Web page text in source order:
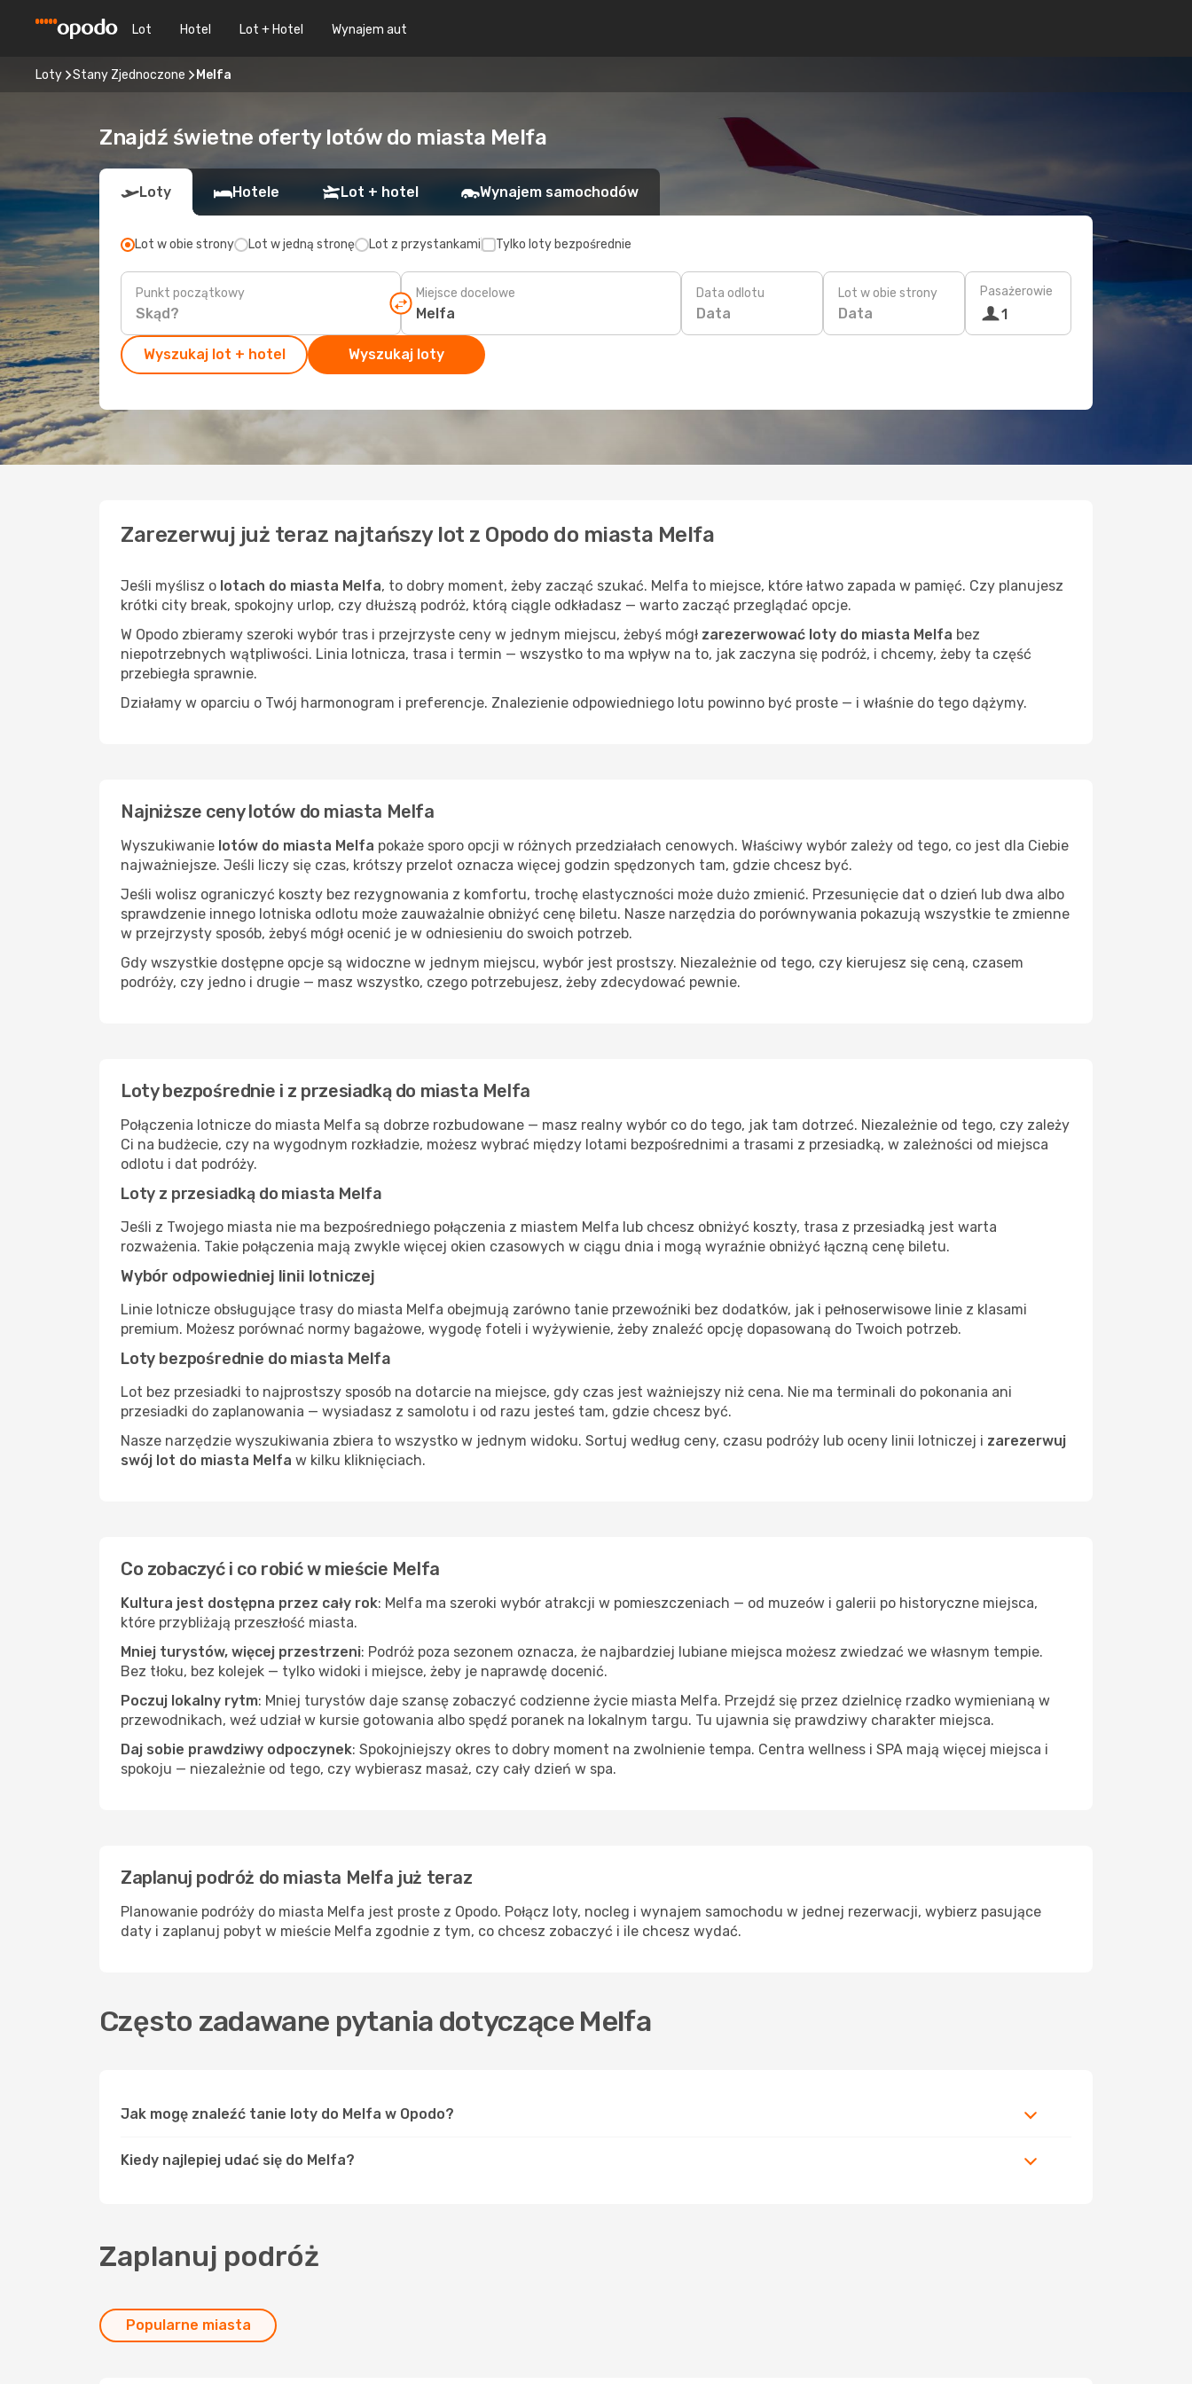
Lot Hotel Lot + Hotel Wynajem aut
Loty Stany Zjednoczone Melfa
Znajdź świetne oferty lotów do miasta Melfa
Loty Hotele Lot + hotel Wynajem samochodów
Lot w obie strony Lot w jedną stronę Lot z przystankami Tylko loty bezpośrednie
Punkt początkowy Miejsce docelowe Data odlotu
Data
Lot w obie strony
Data
Pasażerowie
1
Wyszukaj lot + hotel Wyszukaj loty
Zarezerwuj już teraz najtańszy lot z Opodo do miasta Melfa
Jeśli myślisz o lotach do miasta Melfa, to dobry moment, żeby zacząć szukać. Melfa to miejsce, które łatwo zapada w pamięć. Czy planujesz
krótki city break, spokojny urlop, czy dłuższą podróż, którą ciągle odkładasz — warto zacząć przeglądać opcje.
W Opodo zbieramy szeroki wybór tras i przejrzyste ceny w jednym miejscu, żebyś mógł zarezerwować loty do miasta Melfa bez
niepotrzebnych wątpliwości. Linia lotnicza, trasa i termin — wszystko to ma wpływ na to, jak zaczyna się podróż, i chcemy, żeby ta część
przebiegła sprawnie.
Działamy w oparciu o Twój harmonogram i preferencje. Znalezienie odpowiedniego lotu powinno być proste — i właśnie do tego dążymy.
Najniższe ceny lotów do miasta Melfa
Wyszukiwanie lotów do miasta Melfa pokaże sporo opcji w różnych przedziałach cenowych. Właściwy wybór zależy od tego, co jest dla Ciebie
najważniejsze. Jeśli liczy się czas, krótszy przelot oznacza więcej godzin spędzonych tam, gdzie chcesz być.
Jeśli wolisz ograniczyć koszty bez rezygnowania z komfortu, trochę elastyczności może dużo zmienić. Przesunięcie dat o dzień lub dwa albo
sprawdzenie innego lotniska odlotu może zauważalnie obniżyć cenę biletu. Nasze narzędzia do porównywania pokazują wszystkie te zmienne
w przejrzysty sposób, żebyś mógł ocenić je w odniesieniu do swoich potrzeb.
Gdy wszystkie dostępne opcje są widoczne w jednym miejscu, wybór jest prostszy. Niezależnie od tego, czy kierujesz się ceną, czasem
podróży, czy jedno i drugie — masz wszystko, czego potrzebujesz, żeby zdecydować pewnie.
Loty bezpośrednie i z przesiadką do miasta Melfa
Połączenia lotnicze do miasta Melfa są dobrze rozbudowane — masz realny wybór co do tego, jak tam dotrzeć. Niezależnie od tego, czy zależy
Ci na budżecie, czy na wygodnym rozkładzie, możesz wybrać między lotami bezpośrednimi a trasami z przesiadką, w zależności od miejsca
odlotu i dat podróży.
Loty z przesiadką do miasta Melfa
Jeśli z Twojego miasta nie ma bezpośredniego połączenia z miastem Melfa lub chcesz obniżyć koszty, trasa z przesiadką jest warta
rozważenia. Takie połączenia mają zwykle więcej okien czasowych w ciągu dnia i mogą wyraźnie obniżyć łączną cenę biletu.
Wybór odpowiedniej linii lotniczej
Linie lotnicze obsługujące trasy do miasta Melfa obejmują zarówno tanie przewoźniki bez dodatków, jak i pełnoserwisowe linie z klasami
premium. Możesz porównać normy bagażowe, wygodę foteli i wyżywienie, żeby znaleźć opcję dopasowaną do Twoich potrzeb.
Loty bezpośrednie do miasta Melfa
Lot bez przesiadki to najprostszy sposób na dotarcie na miejsce, gdy czas jest ważniejszy niż cena. Nie ma terminali do pokonania ani
przesiadki do zaplanowania — wysiadasz z samolotu i od razu jesteś tam, gdzie chcesz być.
Nasze narzędzie wyszukiwania zbiera to wszystko w jednym widoku. Sortuj według ceny, czasu podróży lub oceny linii lotniczej i zarezerwuj
swój lot do miasta Melfa w kilku kliknięciach.
Co zobaczyć i co robić w mieście Melfa
Kultura jest dostępna przez cały rok: Melfa ma szeroki wybór atrakcji w pomieszczeniach — od muzeów i galerii po historyczne miejsca,
które przybliżają przeszłość miasta.
Mniej turystów, więcej przestrzeni: Podróż poza sezonem oznacza, że najbardziej lubiane miejsca możesz zwiedzać we własnym tempie.
Bez tłoku, bez kolejek — tylko widoki i miejsce, żeby je naprawdę docenić.
Poczuj lokalny rytm: Mniej turystów daje szansę zobaczyć codzienne życie miasta Melfa. Przejdź się przez dzielnicę rzadko wymienianą w
przewodnikach, weź udział w kursie gotowania albo spędź poranek na lokalnym targu. Tu ujawnia się prawdziwy charakter miejsca.
Daj sobie prawdziwy odpoczynek: Spokojniejszy okres to dobry moment na zwolnienie tempa. Centra wellness i SPA mają więcej miejsca i
spokoju — niezależnie od tego, czy wybierasz masaż, czy cały dzień w spa.
Zaplanuj podróż do miasta Melfa już teraz
Planowanie podróży do miasta Melfa jest proste z Opodo. Połącz loty, nocleg i wynajem samochodu w jednej rezerwacji, wybierz pasujące
daty i zaplanuj pobyt w mieście Melfa zgodnie z tym, co chcesz zobaczyć i ile chcesz wydać.
Często zadawane pytania dotyczące Melfa
Jak mogę znaleźć tanie loty do Melfa w Opodo?
Kiedy najlepiej udać się do Melfa?
Zaplanuj podróż
Popularne miasta